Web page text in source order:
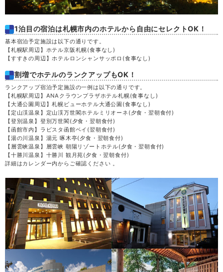
1泊目の宿泊は札幌市内のホテルから自由にセレクトOK！
基本宿泊予定施設は以下の通りです。
【札幌駅周辺】ホテル京阪札幌(食事なし)
【すすきの周辺】ホテルロンシャンサッポロ (食事なし)
割増でホテルのランクアップもOK！
ランクアップ宿泊予定施設の一例は以下の通りです。
【札幌駅周辺】ANAクラウンプラザホテル札幌(食事なし)
【大通公園周辺】札幌ビューホテル大通公園 (食事なし)
【定山渓温泉】定山渓万世閣ホテルミリオーネ (夕食・翌朝食付)
【登別温泉】登別万世閣(夕食・翌朝食付)
【函館市内】ラビスタ函館ベイ (翌朝食付)
【湯の川温泉】湯元 啄木亭(夕食・翌朝食付)
【層雲峡温泉】層雲峡 朝陽リゾートホテル(夕食・翌朝食付)
【十勝川温泉】十勝川 観月苑(夕食・翌朝食付)
詳細はカレンダー内からご確認ください 。